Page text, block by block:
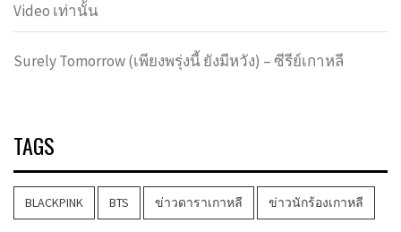
Video เท่านั้น
Surely Tomorrow (เพียงพรุ่งนี้ ยังมีหวัง) – ซีรีย์เกาหลี
TAGS
BLACKPINK BTS ข่าวดาราเกาหลี ข่าวนักร้องเกาหลี